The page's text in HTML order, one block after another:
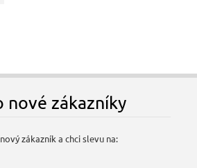
nové zákazníky
zákazník a chci slevu na: